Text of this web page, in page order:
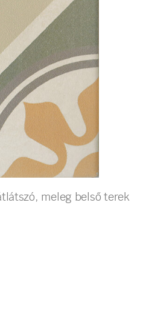
meleg belső terek